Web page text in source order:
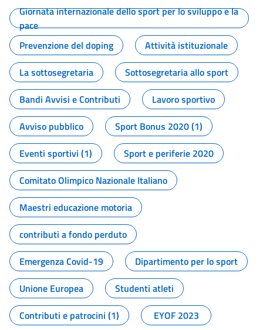
Giornata internazionale dello sport per lo sviluppo e la
pace
Prevenzione del doping
Attività istituzionale
La sottosegretaria
Sottosegretaria allo sport
Bandi Avvisi e Contributi
Lavoro sportivo
Avviso pubblico
Sport Bonus 2020 (1)
Eventi sportivi (1)
Sport e periferie 2020
Comitato Olimpico Nazionale Italiano
Maestri educazione motoria
contributi a fondo perduto
Emergenza Covid-19
Dipartimento per lo sport
Unione Europea
Studenti atleti
Contributi e patrocini (1)
EYOF 2023